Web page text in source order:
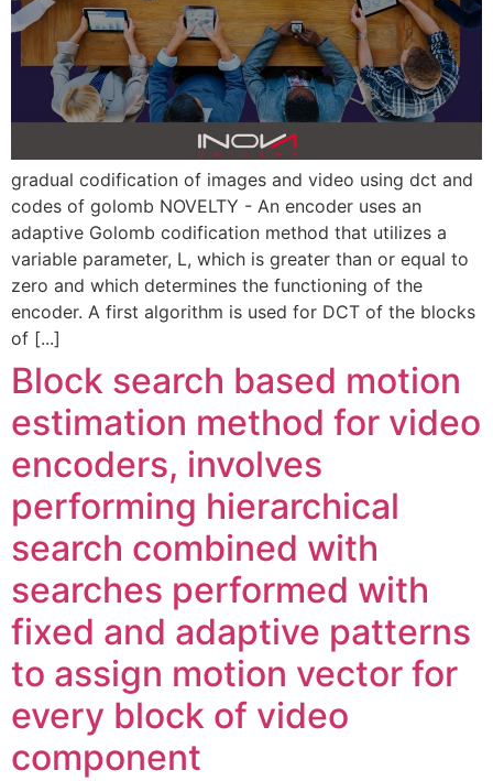
gradual codification of images and video using dct and
codes of golomb NOVELTY - An encoder uses an
adaptive Golomb codification method that utilizes a
variable parameter, L, which is greater than or equal to
zero and which determines the functioning of the
encoder. A first algorithm is used for DCT of the blocks
of [...]
Block search based motion
estimation method for video
encoders, involves
performing hierarchical
search combined with
searches performed with
fixed and adaptive patterns
to assign motion vector for
every block of video
component